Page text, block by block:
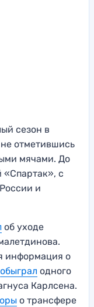
сезон в
отметившись
мячами. До
«Спартак», с
и
об уходе
информация о
обыграл одного
Карлсена.
о трансфере